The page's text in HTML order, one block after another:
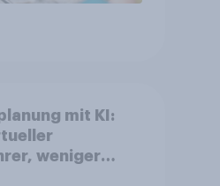
mit KI:
weniger